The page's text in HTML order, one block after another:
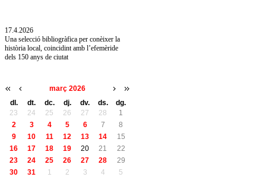
17.4.2026
Una selecció bibliogràfica per conèixer la
història local, coincidint amb l’efemèride
dels 150 anys de ciutat
març 2026
dl.
dt. dc. dj. dv. ds.
dg.
23
24 25 26 27 28
1
2
3 4 5 6 7
8
9
10 11 12 13 14
15
16
17 18 19 20 21
22
23
24 25 26 27 28
29
30
31 1 2 3 4 5